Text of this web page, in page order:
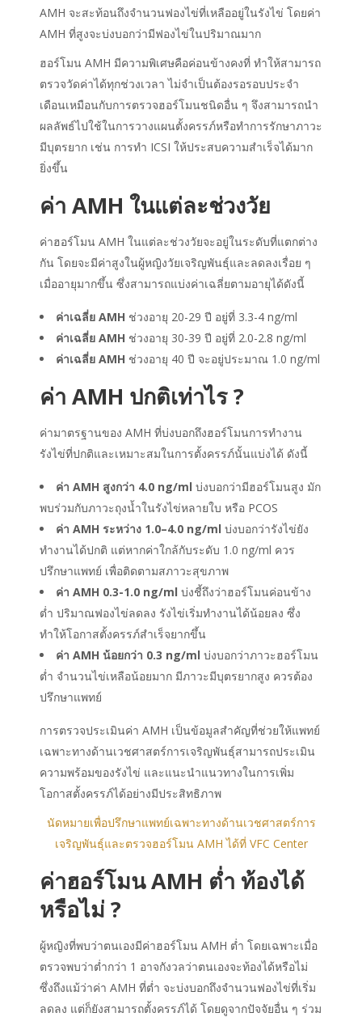
AMH จะสะท้อนถึงจำนวนฟองไข่ที่เหลืออยู่ในรังไข่ โดยค่า
AMH ที่สูงจะบ่งบอกว่ามีฟองไข่ในปริมาณมาก
ฮอร์โมน AMH มีความพิเศษคือค่อนข้างคงที่ ทำให้สามารถ
ตรวจวัดค่าได้ทุกช่วงเวลา ไม่จำเป็นต้องรอรอบประจำ
เดือนเหมือนกับการตรวจฮอร์โมนชนิดอื่น ๆ จึงสามารถนำ
ผลลัพธ์ไปใช้ในการวางแผนตั้งครรภ์หรือทำการรักษาภาวะ
มีบุตรยาก เช่น การทำ ICSI ให้ประสบความสำเร็จได้มาก
ยิ่งขึ้น
ค่า AMH ในแต่ละช่วงวัย
ค่าฮอร์โมน AMH ในแต่ละช่วงวัยจะอยู่ในระดับที่แตกต่าง
กัน โดยจะมีค่าสูงในผู้หญิงวัยเจริญพันธุ์และลดลงเรื่อย ๆ
เมื่ออายุมากขึ้น ซึ่งสามารถแบ่งค่าเฉลี่ยตามอายุได้ดังนี้
ค่าเฉลี่ย AMH ช่วงอายุ 20-29 ปี อยู่ที่ 3.3-4 ng/ml
ค่าเฉลี่ย AMH ช่วงอายุ 30-39 ปี อยู่ที่ 2.0-2.8 ng/ml
ค่าเฉลี่ย AMH ช่วงอายุ 40 ปี จะอยู่ประมาณ 1.0 ng/ml
ค่า AMH ปกติเท่าไร?
ค่ามาตรฐานของ AMH ที่บ่งบอกถึงฮอร์โมนการทำงาน
รังไข่ที่ปกติและเหมาะสมในการตั้งครรภ์นั้นแบ่งได้ ดังนี้
ค่า AMH สูงกว่า 4.0 ng/ml บ่งบอกว่ามีฮอร์โมนสูง มัก
พบร่วมกับภาวะถุงน้ำในรังไข่หลายใบ หรือ PCOS
ค่า AMH ระหว่าง 1.0–4.0 ng/ml บ่งบอกว่ารังไข่ยัง
ทำงานได้ปกติ แต่หากค่าใกล้กับระดับ 1.0 ng/ml ควร
ปรึกษาแพทย์ เพื่อติดตามสภาวะสุขภาพ
ค่า AMH 0.3-1.0 ng/ml บ่งชี้ถึงว่าฮอร์โมนค่อนข้าง
ต่ำ ปริมาณฟองไข่ลดลง รังไข่เริ่มทำงานได้น้อยลง ซึ่ง
ทำให้โอกาสตั้งครรภ์สำเร็จยากขึ้น
ค่า AMH น้อยกว่า 0.3 ng/ml บ่งบอกว่าภาวะฮอร์โมน
ต่ำ จำนวนไข่เหลือน้อยมาก มีภาวะมีบุตรยากสูง ควรต้อง
ปรึกษาแพทย์
การตรวจประเมินค่า AMH เป็นข้อมูลสำคัญที่ช่วยให้แพทย์
เฉพาะทางด้านเวชศาสตร์การเจริญพันธุ์สามารถประเมิน
ความพร้อมของรังไข่ และแนะนำแนวทางในการเพิ่ม
โอกาสตั้งครรภ์ได้อย่างมีประสิทธิภาพ
นัดหมายเพื่อปรึกษาแพทย์เฉพาะทางด้านเวชศาสตร์การ
เจริญพันธุ์และตรวจฮอร์โมน AMH ได้ที่ VFC Center
ค่าฮอร์โมน AMH ต่ำ ท้องได้
หรือไม่ ?
ผู้หญิงที่พบว่าตนเองมีค่าฮอร์โมน AMH ต่ำ โดยเฉพาะเมื่อ
ตรวจพบว่าต่ำกว่า 1 อาจกังวลว่าตนเองจะท้องได้หรือไม่
ซึ่งถึงแม้ว่าค่า AMH ที่ต่ำ จะบ่งบอกถึงจำนวนฟองไข่ที่เริ่ม
ลดลง แต่ก็ยังสามารถตั้งครรภ์ได้ โดยดูจากปัจจัยอื่น ๆ ร่วม